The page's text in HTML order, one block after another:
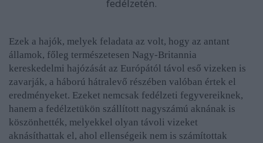
fedélzetén.
Ezek a hajók, melyek feladata az volt, hogy az antant
államok, főleg természetesen Nagy-Britannia
kereskedelmi hajózását az Európától távol eső vizeken is
zavarják, a háború hátralevő részében valóban értek el
eredményeket. Ezeket nemcsak fedélzeti fegyvereiknek,
hanem a fedélzetükön szállított nagyszámú aknának is
köszönhették, melyekkel olyan távoli vizeket
aknásíthattak el, ahol ellenségeik nem is számítottak